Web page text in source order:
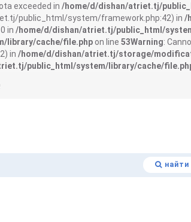
exceeded in /home/d/dishan/atriet.tj/
public_html/system/framework.php:42) in /
in /home/d/dishan/atriet.tj/public_html/
library/cache/file.php on line 53Warning:
in /home/d/dishan/atriet.tj/storage/
public_html/system/library/cache/
найти